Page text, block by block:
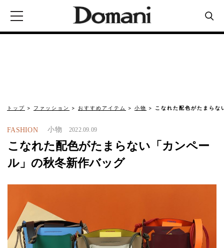
トップ ファッション おすすめアイテム 小物 こなれた配色がたまらな
FASHION 小物 2022.09.09
こなれた配色がたまらない「カンペー
ル」の秋冬新作バッグ